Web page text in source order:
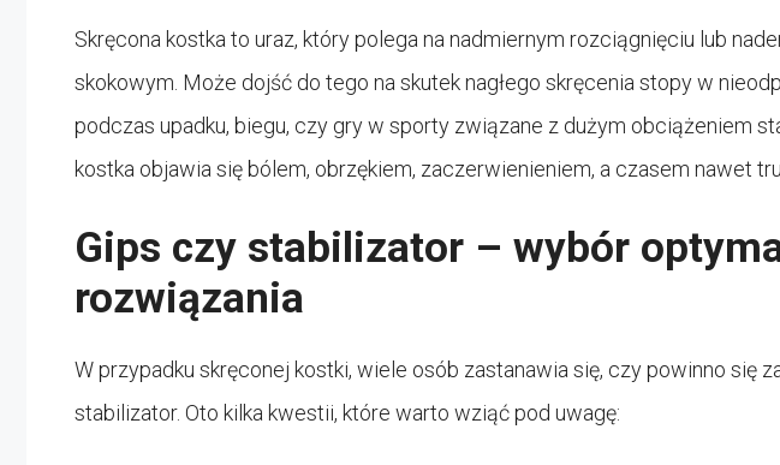
Skręcona kostka to uraz, który polega na nadmiernym rozciągnięciu lub
skokowym. Może dojść do tego na skutek nagłego skręcenia stopy w
podczas upadku, biegu, czy gry w sporty związane z dużym obciążeniem
kostka objawia się bólem, obrzękiem, zaczerwienieniem, a czasem nawet
Gips czy stabilizator – wybór
rozwiązania
W przypadku skręconej kostki, wiele osób zastanawia się, czy powinno się
stabilizator. Oto kilka kwestii, które warto wziąć pod uwagę: